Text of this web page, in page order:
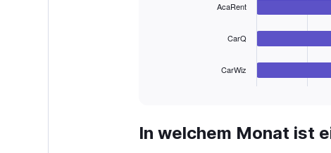
Range:
AcaRent
CarQ
CarWiz
In welchem Monat ist